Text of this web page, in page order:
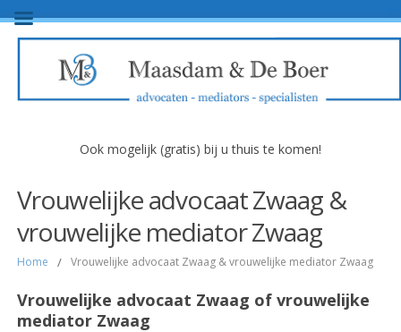
Ook mogelijk (gratis) bij u thuis te komen!
Vrouwelijke advocaat Zwaag &
vrouwelijke mediator Zwaag
Home / Vrouwelijke advocaat Zwaag & vrouwelijke mediator Zwaag
Vrouwelijke advocaat Zwaag of vrouwelijke
mediator Zwaag